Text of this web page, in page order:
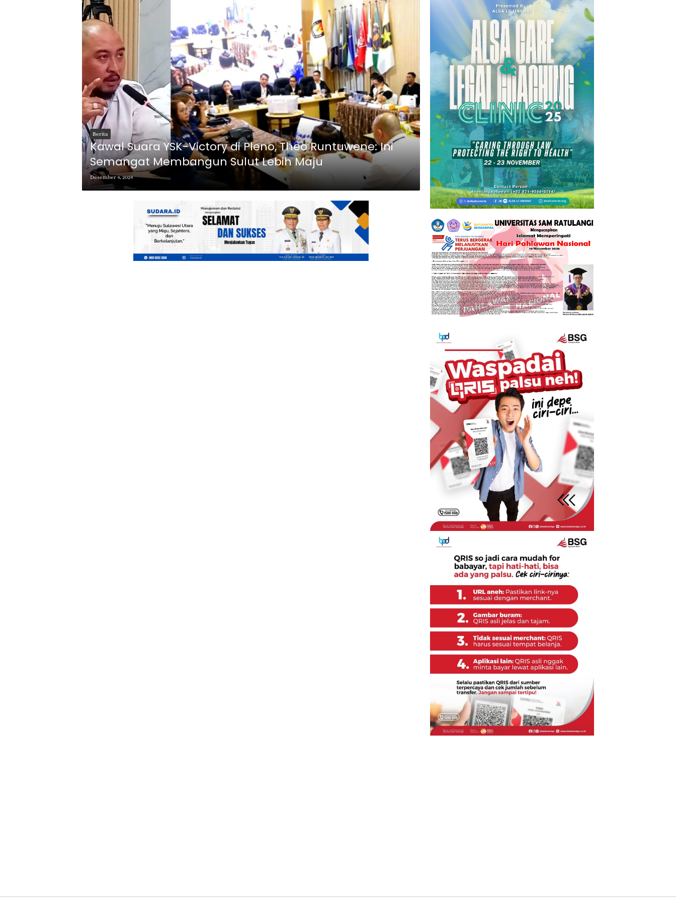
Berita
Kawal Suara YSK-Victory di Pleno, Theo Runtuwene: Ini
Semangat Membangun Sulut Lebih Maju
Desember 4, 2024